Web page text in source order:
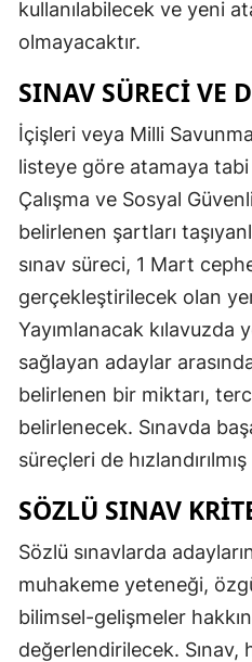
kullanılabilecek ve yeni
olmayacaktır.
SINAV SÜRECI VE
İçişleri veya Milli
listeye göre atamaya
Çalışma ve Sosyal
belirlenen şartları
sınav süreci, 1 Mart
gerçekleştirilecek olan
Yayımlanacak kılavuzda
sağlayan adaylar
belirlenen bir miktarı,
belirlenecek. Sınavda
süreçleri de
SÖZLÜ SINAV
Sözlü sınavlarda
muhakeme yeteneği,
bilimsel-gelişmeler
değerlendirilecek. Sınav,